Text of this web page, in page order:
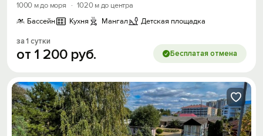
1000 м до моря
· 1020 м до центра
Бассейн
Кухня Мангал Детская площадка
за 1 сутки
от 1 200 руб. Бесплатая отмена